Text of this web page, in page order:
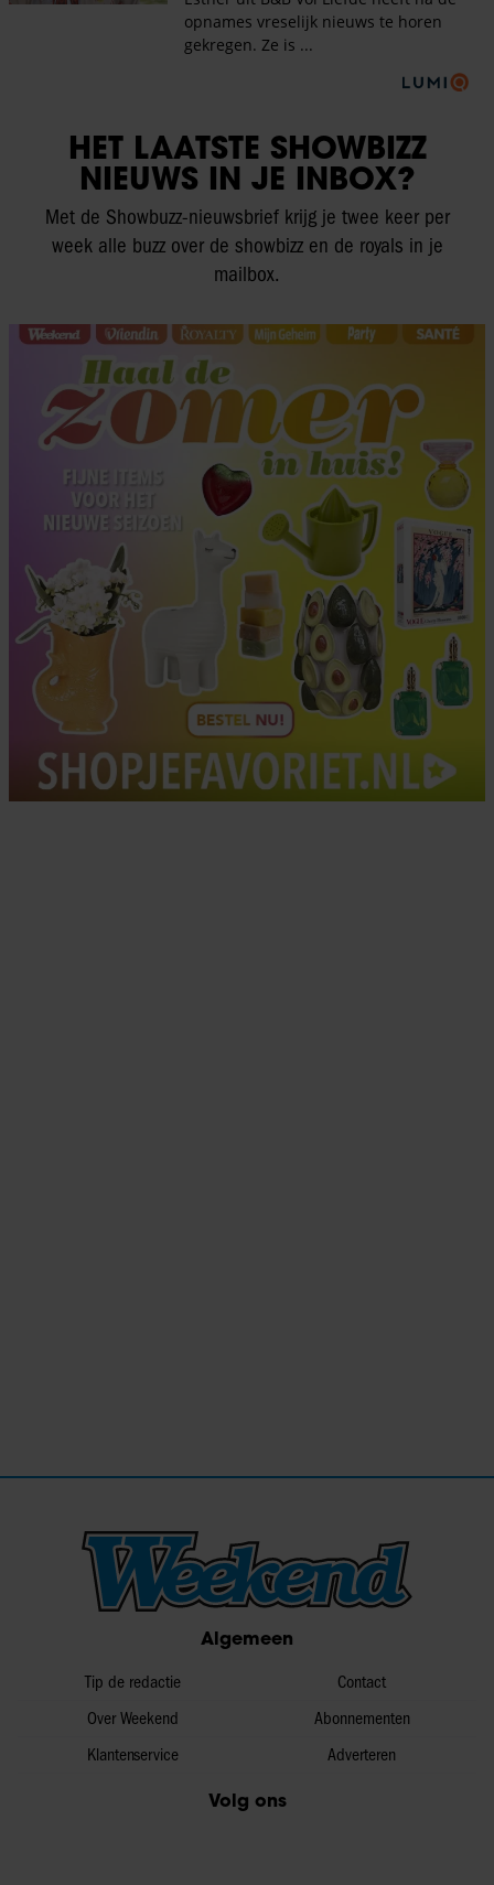
HET LAATSTE SHOWBIZZ
NIEUWS IN JE INBOX?
Met de Showbuzz-nieuwsbrief krijg je twee keer per
week alle buzz over de showbizz en de royals in je
mailbox.
Algemeen
Tip de redactie
Over Weekend
Klantenservice
Contact
Abonnementen
Adverteren
Volg ons